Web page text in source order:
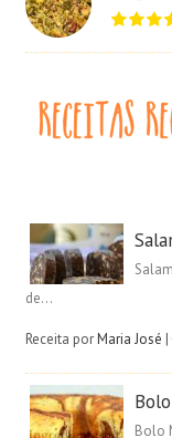
de...
Receita porMaria José |
Bolo